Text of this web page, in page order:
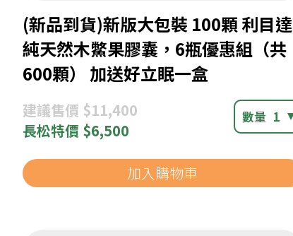
(新品到貨)新版大包裝 100顆 利目達
純天然木鱉果膠囊，6瓶優惠組（共
600顆） 加送好立眠一盒
建議售價 $11,400
長松特價 $6,500
數量 1
加入購物車